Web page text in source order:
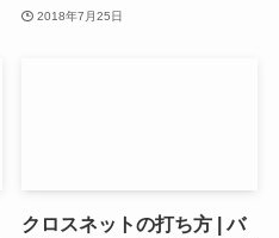
2018年7月25日
クロスネットの打ち方 | バ